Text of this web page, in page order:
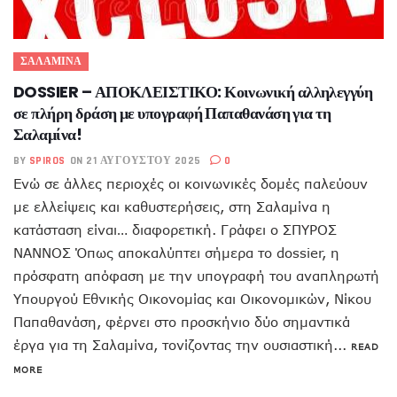
ΣΑΛΑΜΙΝΑ
DOSSIER – ΑΠΟΚΛΕΙΣΤΙΚΟ: Κοινωνική αλληλεγγύη
σε πλήρη δράση με υπογραφή Παπαθανάση για τη
Σαλαμίνα!
BY SPIROS ON 21 ΑΥΓΟΎΣΤΟΥ 2025 0
Ενώ σε άλλες περιοχές οι κοινωνικές δομές παλεύουν
με ελλείψεις και καθυστερήσεις, στη Σαλαμίνα η
κατάσταση είναι… διαφορετική. Γράφει ο ΣΠΥΡΟΣ
ΝΑΝΝΟΣ Όπως αποκαλύπτει σήμερα το dossier, η
πρόσφατη απόφαση με την υπογραφή του αναπληρωτή
Υπουργού Εθνικής Οικονομίας και Οικονομικών, Νίκου
Παπαθανάση, φέρνει στο προσκήνιο δύο σημαντικά
έργα για τη Σαλαμίνα, τονίζοντας την ουσιαστική... READ
MORE